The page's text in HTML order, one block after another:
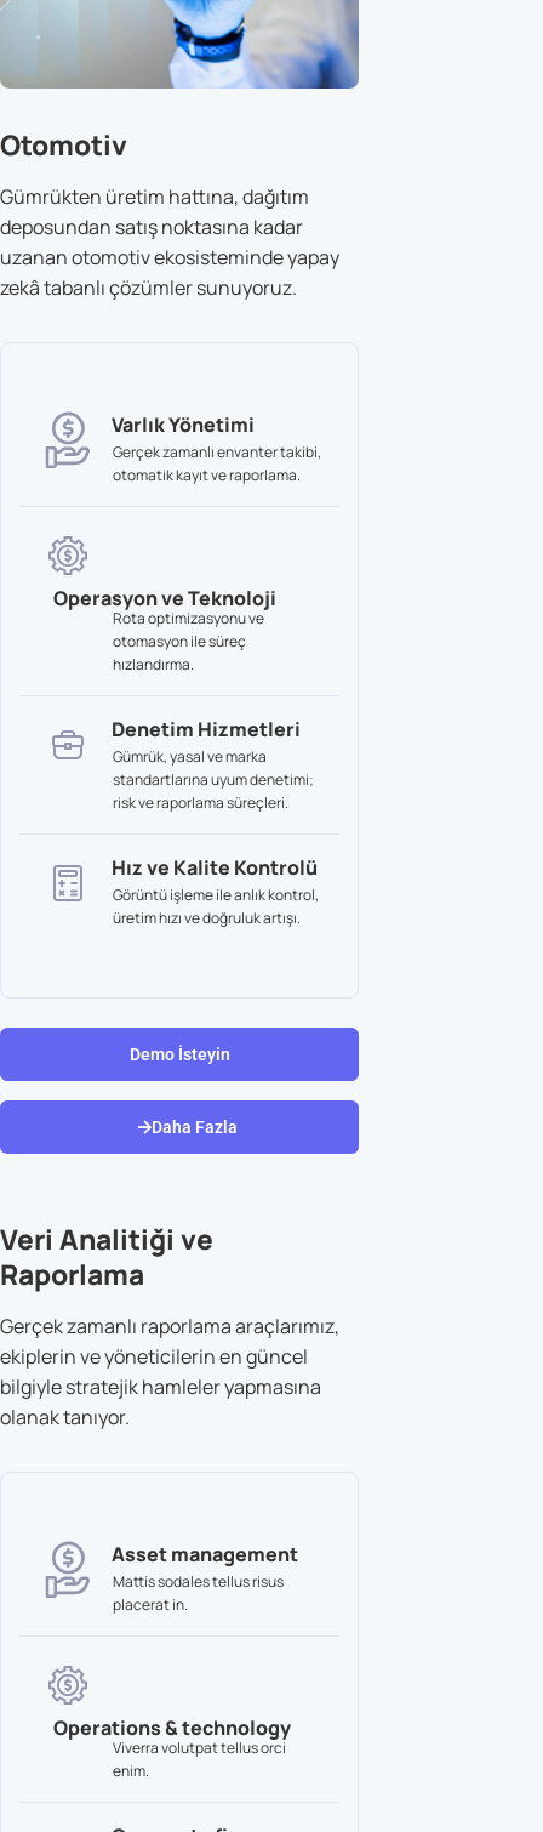
Otomotiv
Gümrükten üretim hattına, dağıtım
deposundan satış noktasına kadar
uzanan otomotiv ekosisteminde yapay
zekâ tabanlı çözümler sunuyoruz.
Varlık Yönetimi
Gerçek zamanlı envanter takibi,
otomatik kayıt ve raporlama.
Operasyon ve Teknoloji
Rota optimizasyonu ve
otomasyon ile süreç
hızlandırma.
Denetim Hizmetleri
Gümrük, yasal ve marka
standartlarına uyum denetimi;
risk ve raporlama süreçleri.
Hız ve Kalite Kontrolü
Görüntü işleme ile anlık kontrol,
üretim hızı ve doğruluk artışı.
Demo İsteyin
Daha Fazla
Veri Analitiği ve
Raporlama
Gerçek zamanlı raporlama araçlarımız,
ekiplerin ve yöneticilerin en güncel
bilgiyle stratejik hamleler yapmasına
olanak tanıyor.
Asset management
Mattis sodales tellus risus
placerat in.
Operations & technology
Viverra volutpat tellus orci
enim.